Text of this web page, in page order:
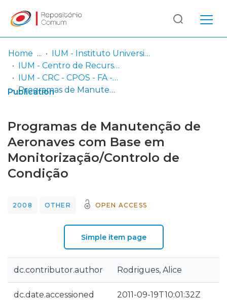
Communities
& Collections
Entities
Statistics
Log
In
(current)
Home
IUM - Instituto Universitário Militar
IUM - Centro de Recursos de Conhecimento
IUM - CRC - CPOS - FA - Trabalhos de Investigação Individual
Programas de Manutenção de Aeronaves com Base em Monitorização/Controlo de Condição
Publication
Programas de Manutenção de
Aeronaves com Base em
Monitorização/Controlo de
Condição
2008 OTHER OPEN ACCESS
Simple item page
dc.contributor.author Rodrigues, Alice
dc.date.accessioned 2011-09-19T10:01:32Z